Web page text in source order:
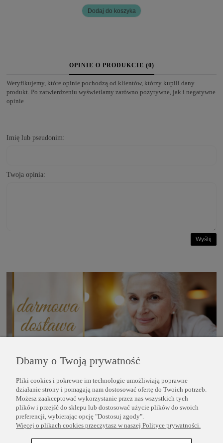
Dodaj do koszyka
OPINIE O PRODUKCIE (0)
Weryfikujemy, które opinie pochodzą od klientów, którzy kupili dany
produkt. Po zatwierdzeniu wyświetlamy zarówno pozytywne, jak i negatywne
opinie
Imię lub pseudonim:
Twoja opinia:
Wyślij
POMOC
INFORMACJE
Dbamy o Twoją prywatność
Pliki cookies i pokrewne im technologie umożliwiają poprawne
działanie strony i pomagają nam dostosować ofertę do Twoich potrzeb.
Możesz zaakceptować wykorzystanie przez nas wszystkich tych
plików i przejść do sklepu lub dostosować użycie plików do swoich
preferencji, wybierając opcję "Dostosuj zgody".
Więcej o plikach cookies przeczytasz w naszej Polityce prywatności.